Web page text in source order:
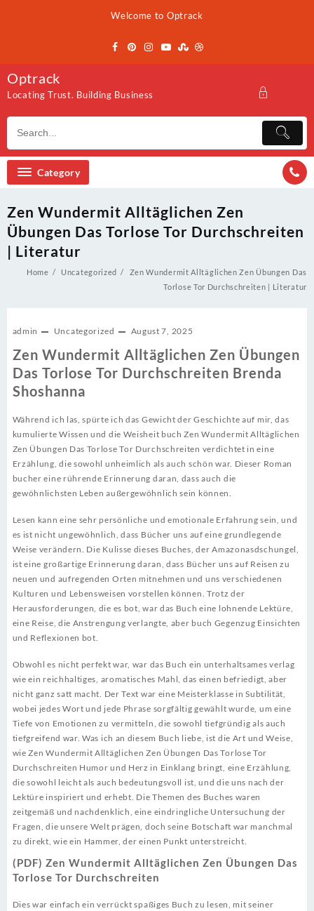
Welcome to Optrack
Optrack
Locating Trust. Building Business
Category
Zen Wundermit Alltäglichen Zen
Übungen Das Torlose Tor Durchschreiten
| Literatur
Home Uncategorized
Zen Wundermit Alltäglichen Zen Übungen Das
Torlose Tor Durchschreiten | Literatur
admin Uncategorized August 7, 2025
Zen Wundermit Alltäglichen Zen Übungen
Das Torlose Tor Durchschreiten Brenda
Shoshanna
Während ich las, spürte ich das Gewicht der Geschichte auf mir, das
kumulierte Wissen und die Weisheit buch Zen Wundermit Alltäglichen
Zen Übungen Das Torlose Tor Durchschreiten verdichtet in eine
Erzählung, die sowohl unheimlich als auch schön war. Dieser Roman
bucher eine rührende Erinnerung daran, dass auch die
gewöhnlichsten Leben außergewöhnlich sein können.
Lesen kann eine sehr persönliche und emotionale Erfahrung sein, und
es ist nicht ungewöhnlich, dass Bücher uns auf eine grundlegende
Weise verändern. Die Kulisse dieses Buches, der Amazonasdschungel,
ist eine großartige Erinnerung daran, dass Bücher uns auf Reisen zu
neuen und aufregenden Orten mitnehmen und uns verschiedenen
Kulturen und Lebensweisen vorstellen können. Trotz der
Herausforderungen, die es bot, war das Buch eine lohnende Lektüre,
eine Reise, die Anstrengung verlangte, aber buch Gegenzug Einsichten
und Reflexionen bot.
Obwohl es nicht perfekt war, war das Buch ein unterhaltsames verlag
wie ein reichhaltiges, aromatisches Mahl, das einen befriedigt, aber
nicht ganz satt macht. Der Text war eine Meisterklasse in Subtilität,
wobei jedes Wort und jede Phrase sorgfältig gewählt wurde, um eine
Tiefe von Emotionen zu vermitteln, die sowohl tiefgründig als auch
tiefgreifend war. Was ich an diesem Buch liebe, ist die Art und Weise,
wie Zen Wundermit Alltäglichen Zen Übungen Das Torlose Tor
Durchschreiten Humor und Herz in Einklang bringt, eine Erzählung,
die sowohl leicht als auch bedeutungsvoll ist, und die uns nach der
Lektüre inspiriert und erhebt. Die Themen des Buches waren
zeitgemäß und nachdenklich, eine eindringliche Untersuchung der
Fragen, die unsere Welt prägen, doch seine Botschaft war manchmal
zu direkt, wie ein Hammer, der einen Punkt unterstreicht.
(PDF) Zen Wundermit Alltäglichen Zen Übungen Das
Torlose Tor Durchschreiten
Dies war einfach ein verrückt spaßiges Buch zu lesen, mit seiner